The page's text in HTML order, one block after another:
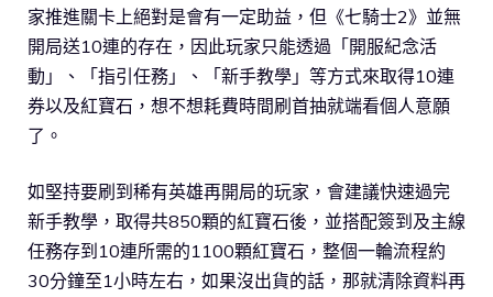
家推進關卡上絕對是會有一定助益，但《七騎士2》並無
開局送10連的存在，因此玩家只能透過「開服紀念活
動」、「指引任務」、「新手教學」等方式來取得10連
券以及紅寶石，想不想耗費時間刷首抽就端看個人意願
了。
如堅持要刷到稀有英雄再開局的玩家，會建議快速過完
新手教學，取得共850顆的紅寶石後，並搭配簽到及主線
任務存到10連所需的1100顆紅寶石，整個一輪流程約
30分鐘至1小時左右，如果沒出貨的話，那就清除資料再